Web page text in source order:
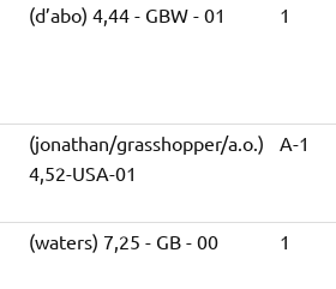
(d’abo) 4,44 - GBW - 01 1
(jonathan/grasshopper/a.o.)
4,52-USA-01
A-1
(waters) 7,25 - GB - 00 1